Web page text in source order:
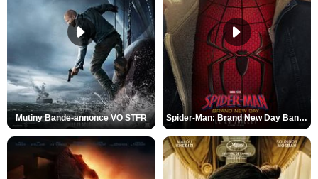
Mutiny Bande-annonce VO STFR Spider-Man: Brand New Day Bande-annonce VO STFR